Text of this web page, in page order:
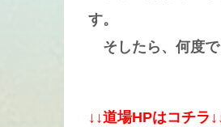
す。
そしたら、何度で
↓↓道場HPはコチラ